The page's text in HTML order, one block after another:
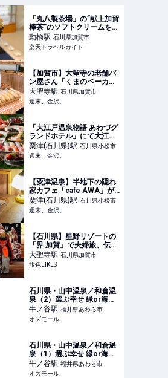
「丸八製茶場」の”献上加賀
棒茶”のソフトクリームを食
べに行ってきました！ 【楽
天トラベル】
動橋駅 石川県加賀市
楽天トラベルガイド
【加賀市】大聖寺の老舗パ
ン屋さん「くまのベーカリ
ー」が移転オープン！毎日
食べたくなる美味しさ♡レ
トロ可愛いオリジナルグッ
OPEN】 - 週末、金沢。
大聖寺駅 石川県加賀市
週末、金沢。
「大江戸温泉物語 あわづグ
ランドホテル」にて大江戸
三つ星バイキングが提供開
始！鮮度抜群の豪華食材を
食べ尽くそう♡【粟津温
粟津(石川県)駅 石川県小松市
週末、金沢。
【粟津温泉】半地下の隠れ
家カフェ「cafe AWA」が
オープン！むっちりドーナ
ツやスパイスカレーをアン
ティークな空間で。【NEW
粟津(石川県)駅 石川県小松市
週末、金沢。
【石川県】星野リゾートの
「界 加賀」で夫婦旅、伝統
美につつまれ心華やぐ滞在
｜旅色LIKES
大聖寺駅 石川県加賀市
旅色LIKES
石川県・山中温泉／和倉温
泉（2）選ぶ幸せ 緑or海の
温泉トリップ Vol.66 -
OZmall
牛ノ谷駅 福井県あわら市
オズモール
石川県・山中温泉／和倉温
泉（1）選ぶ幸せ 緑or海の
温泉トリップ Vol.66 -
OZmall
牛ノ谷駅 福井県あわら市
オズモール